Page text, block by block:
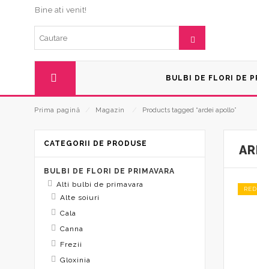
Bine ati venit!
BULBI DE FLORI DE
Prima pagină Magazin Products tagged “ardei apollo”
CATEGORII DE PRODUSE
BULBI DE FLORI DE PRIMAVARA
Alti bulbi de primavara
Alte soiuri
Cala
Canna
Frezii
Gloxinia